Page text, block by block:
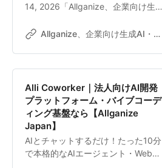
14, 2026「Allganize、企業向け生成
「Alli」ブランドを統合強化」
Allganize、企業向け生成AI・AIエージェントソリューション「Alli」ブランドを統合強化
Alli Coworker｜法人向けAI開発
プラットフォーム・バイブコーデ
ィング基盤なら【Allganize
Japan】
AIとチャットするだけ！たった10分
で本格的なAIエージェント・Webア